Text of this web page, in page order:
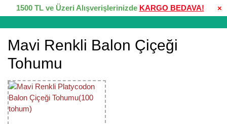
×
1500 TL ve Üzeri Alışverişlerinizde KARGO BEDAVA!
Mavi Renkli Balon Çiçeği
Tohumu